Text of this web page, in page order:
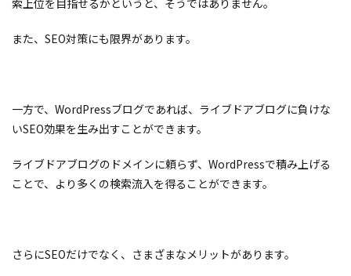
索上位を目指せるかというと、そうではありません。
また、SEO対策にも限界があります。
一方で、WordPressブログであれば、ライブドアブログに負けな
いSEO効果を生み出すことができます。
ライブドアブログのドメインに頼らず、WordPressで積み上げる
ことで、より多くの検索流入を得ることができます。
さらにSEOだけでなく、さまざまなメリットがあります。